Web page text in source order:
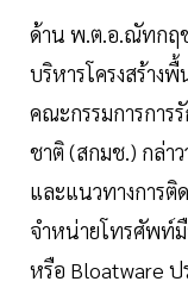
ด้าน พ.ต.อ.ณัทกฤ
บริหารโครงสร้าง
คณะกรรมการการ
ชาติ (สกมช.) กล่า
และแนวทางการ
จำหน่ายโทรศัพท์
หรือ Bloatware ป